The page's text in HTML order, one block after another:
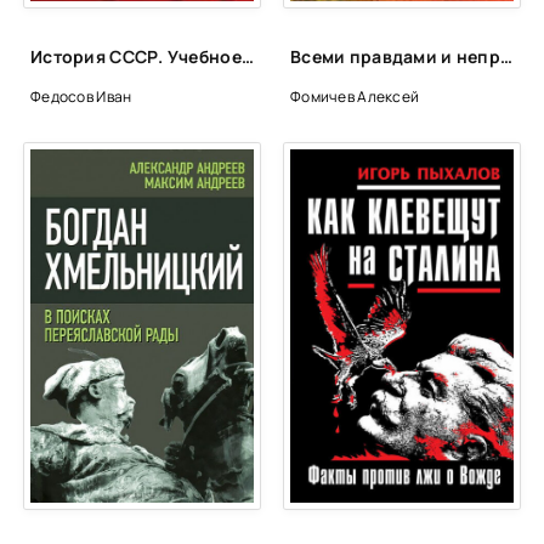
44
45
46
47
49
50
51
52
История СССР. Учебное пособие. 8 класс - Иван Федосов
Федосов Иван
Всеми правдами и неправдами - Алексей Фомичев
Фомичев Алексей